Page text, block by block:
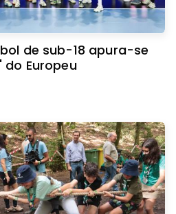
de sub-18 apura-se
Europeu